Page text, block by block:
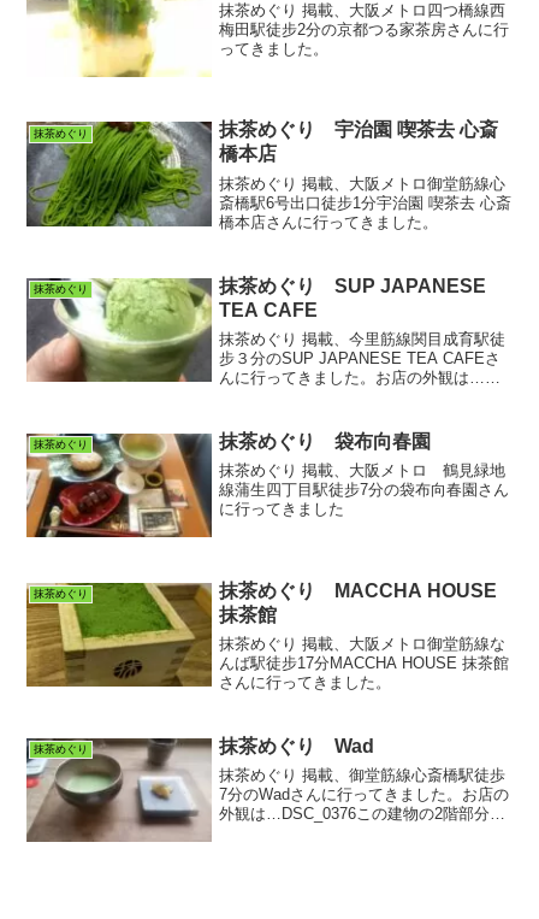
抹茶めぐり 掲載、大阪メトロ四つ橋線西
梅田駅徒步2分の京都つる家茶房さんに行
ってきました。
抹茶めぐり
抹茶めぐり 宇治園 喫茶去 心斎
橋本店
抹茶めぐり 掲載、大阪メトロ御堂筋線心
斎橋駅6号出口徒步1分宇治園 喫茶去 心斎
橋本店さんに行ってきました。
抹茶めぐり
抹茶めぐり SUP JAPANESE
TEA CAFE
抹茶めぐり 掲載、今里筋線関目成育駅徒
步３分のSUP JAPANESE TEA CAFEさ
んに行ってきました。お店の外観は…
口のすぐ目の前、千鳥屋宗家さんの向か
い...
抹茶めぐり 抹茶めぐり 袋布向春園
抹茶めぐり 掲載、大阪メトロ 鶴見緑地
線蒲生四丁目駅徒步7分の袋布向春園さん
に行ってきました
抹茶めぐり
抹茶めぐり MACCHA HOUSE
抹茶館
抹茶めぐり 掲載、大阪メトロ御堂筋線な
んば駅徒步17分MACCHA HOUSE 抹茶館
さんに行ってきました。
抹茶めぐり 抹茶めぐり Wad
抹茶めぐり 掲載、御堂筋線心斎橋駅徒歩
7分のWadさんに行ってきました。お店の
外観は…DSC_0376この建物の2階部分に